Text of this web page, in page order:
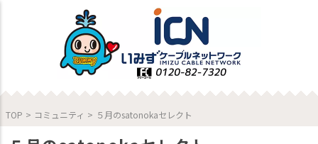
TOP > コミュニティ > ５月のsatonokaセレクト